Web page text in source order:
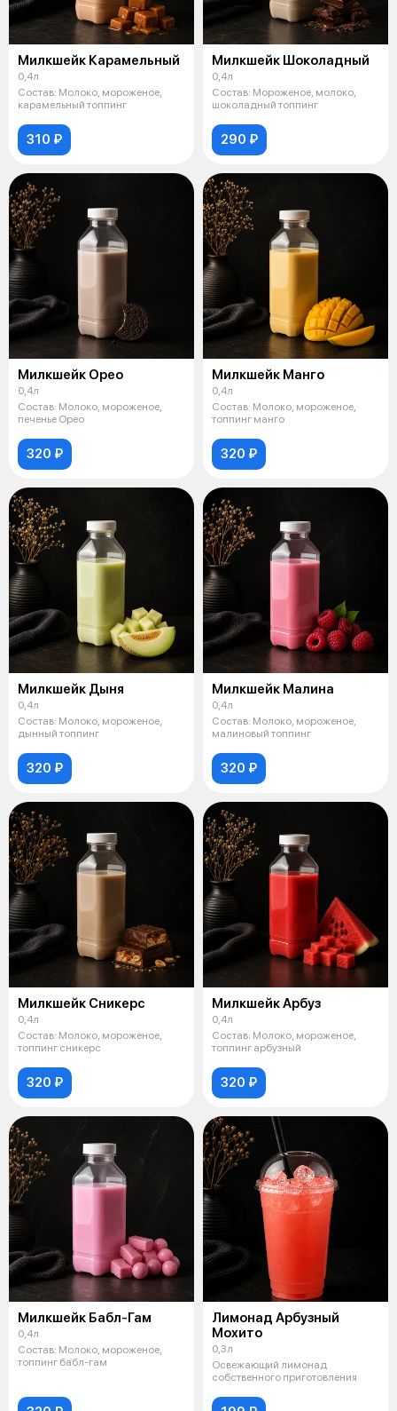
Милкшейк Карамельный
0,4л
Состав: Молоко, мороженое,
карамельный топпинг
310 ₽
Милкшейк Шоколадный
0,4л
Состав: Мороженое, молоко,
шоколадный топпинг
290 ₽
Милкшейк Орео
0,4л
Состав: Молоко, мороженое,
печенье Орео
320 ₽
Милкшейк Манго
0,4л
Состав: Молоко, мороженое,
топпинг манго
320 ₽
Милкшейк Дыня
0,4л
Состав: Молоко, мороженое,
дынный топпинг
320 ₽
Милкшейк Малина
0,4л
Состав: Молоко, мороженое,
малиновый топпинг
320 ₽
Милкшейк Сникерс
0,4л
Состав: Молоко, мороженое,
топпинг сникерс
320 ₽
Милкшейк Арбуз
0,4л
Состав: Молоко, мороженое,
топпинг арбузный
320 ₽
Милкшейк Бабл-Гам
0,4л
Состав: Молоко, мороженое,
топпинг бабл-гам
Лимонад Арбузный
Мохито
0,3л
Освежающий лимонад
собственного приготовления